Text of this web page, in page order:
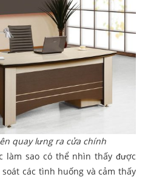
quay lưng ra cửa chính
làm sao có thể nhìn thấy được
các tình huống và cảm thấy